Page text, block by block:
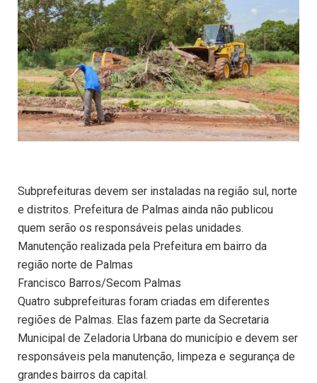
Subprefeituras devem ser instaladas na região sul, norte
e distritos. Prefeitura de Palmas ainda não publicou
quem serão os responsáveis pelas unidades.
Manutenção realizada pela Prefeitura em bairro da
região norte de Palmas
Francisco Barros/Secom Palmas
Quatro subprefeituras foram criadas em diferentes
regiões de Palmas. Elas fazem parte da Secretaria
Municipal de Zeladoria Urbana do município e devem ser
responsáveis pela manutenção, limpeza e segurança de
grandes bairros da capital.